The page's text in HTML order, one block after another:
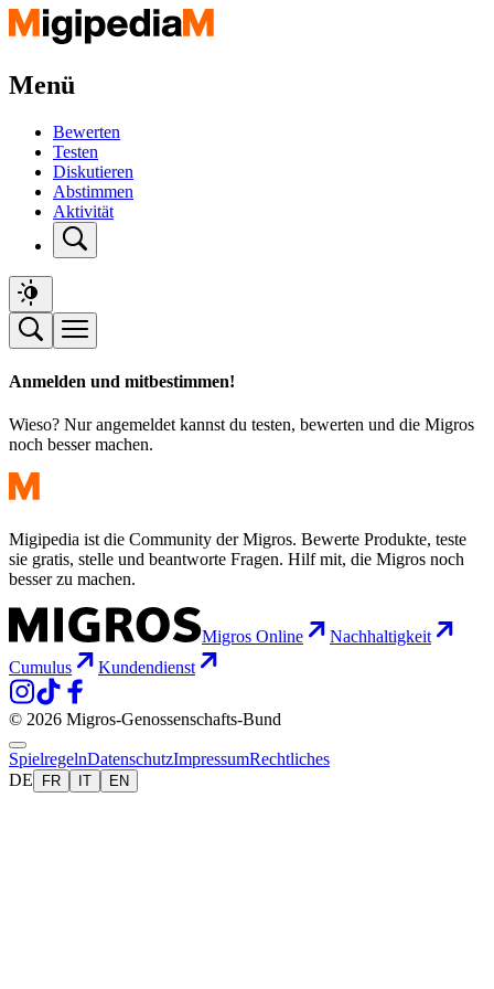
Menü
Bewerten
Testen
Diskutieren
Abstimmen
Aktivität
Anmelden und mitbestimmen!
Wieso? Nur angemeldet kannst du testen, bewerten und die Migros
noch besser machen.
Migipedia ist die Community der Migros. Bewerte Produkte, teste
sie gratis, stelle und beantworte Fragen. Hilf mit, die Migros noch
besser zu machen.
Migros Online
Nachhaltigkeit
Cumulus
Kundendienst
© 2026 Migros-Genossenschafts-Bund
SpielregelnDatenschutzImpressumRechtliches
DE
FR IT EN